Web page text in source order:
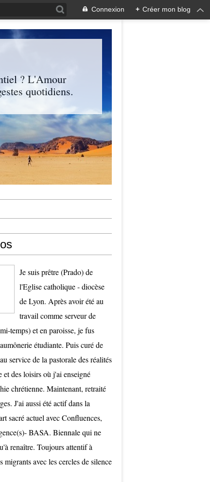
Connexion + Créer mon blog
? L'Amour
quotidiens.
Je suis prêtre (Prado) de
l'Eglise catholique - diocèse
de Lyon. Après avoir été au
travail comme serveur de
temps) et en paroisse, je fus
étudiante. Puis curé de
service de la pastorale des réalités
et des loisirs où j'ai enseigné
chrétienne. Maintenant, retraité
J'ai aussi été actif dans la
sacré actuel avec Confluences,
BASA. Biennale qui ne
renaître. Toujours attentif à
migrants avec les cercles de silence